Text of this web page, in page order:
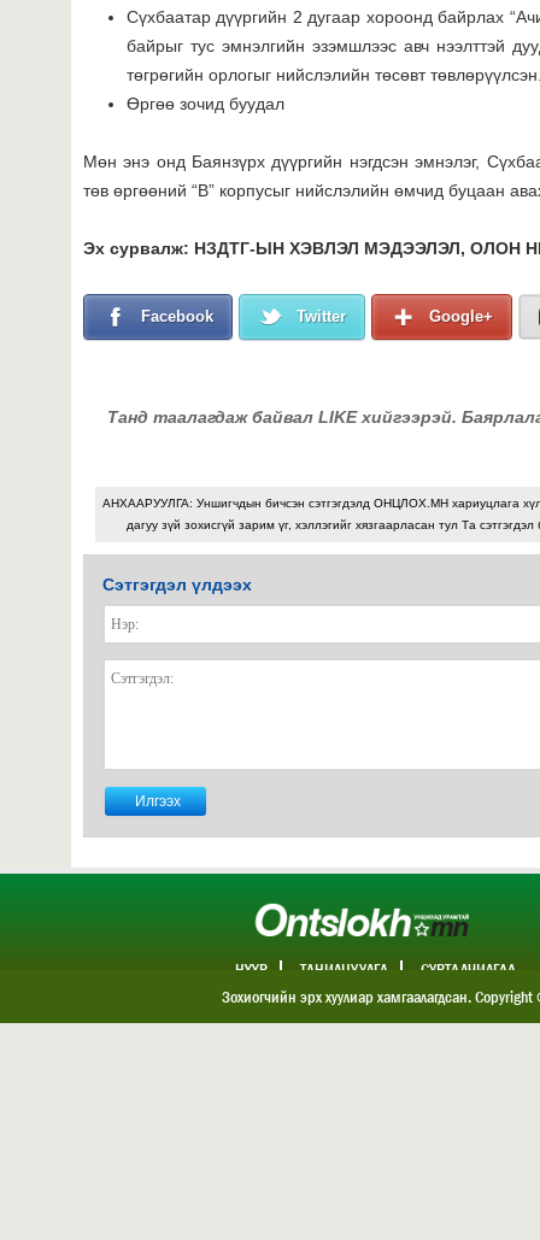
Сүхбаатар дүүргийн 2 дугаар хороонд байрлах
байрыг тус эмнэлгийн эзэмшлээс авч нээлттэй
төгрөгийн орлогыг нийслэлийн төсөвт
Өргөө зочид буудал
Мөн энэ онд Баянзүрх дүүргийн нэгдсэн эмнэлэг,
төв өргөөний “В” корпусыг нийслэлийн өмчид буцаан
Эх сурвалж: НЗДТГ-ЫН ХЭВЛЭЛ МЭДЭЭЛЭЛ, ОЛОН
Facebook Twitter Google+
Танд таалагдаж байвал LIKE хийгээрэй.
АНХААРУУЛГА: Уншигчдын бичсэн сэтгэгдэлд ОНЦЛОХ.МН хариуцлага
дагуу зүй зохисгүй зарим үг, хэллэгийг хязгаарласан тул Та
Сэтгэгдэл үлдээх
НҮҮР ТАНИЛЦУУЛГА СУРТАЛЧИЛГАА
ХОЛБОО БАРИХ
Зохиогчийн эрх хуулиар хамгаалагдсан.